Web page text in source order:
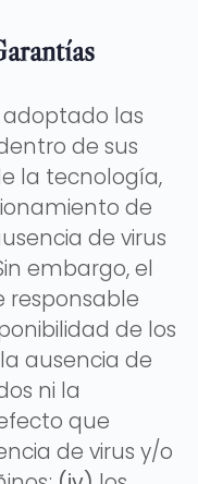
adoptado las
de sus
la tecnología,
de
de virus
embargo, el
responsable
de los
la ausencia de
ni la
que
de virus y/o